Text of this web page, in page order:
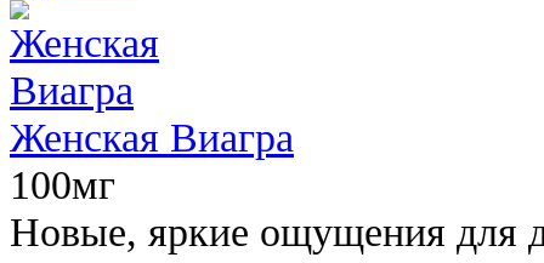
Женская Виагра
100мг
Новые, яркие ощущения для